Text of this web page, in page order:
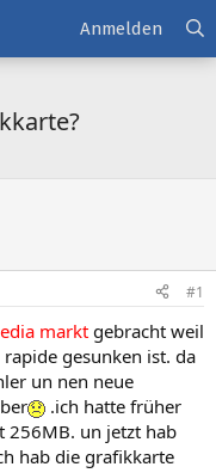
Anmelden
#1
marktgebracht weil
gesunken ist. da
un nen neue
.ich hatte früher
256MB. un jetzt hab
hab die grafikkarte